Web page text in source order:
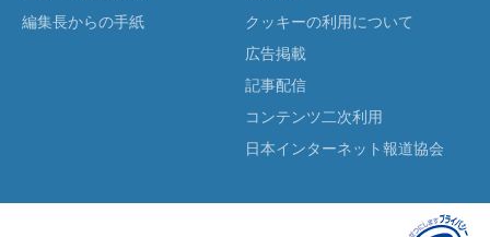
編集長からの手紙
クッキーの利用について
広告掲載
記事配信
コンテンツ二次利用
日本インターネット報道協会